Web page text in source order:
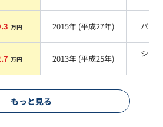
万円 2015年 (平成27年) パール
万円 2013年 (平成25年)
シル
もっと見る